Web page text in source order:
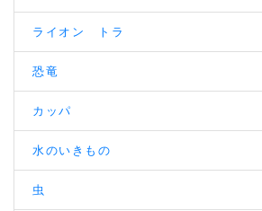
ライオン トラ
恐竜
カッパ
水のいきもの
虫